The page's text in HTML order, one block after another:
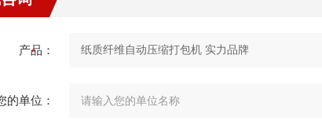
产品：
的单位：